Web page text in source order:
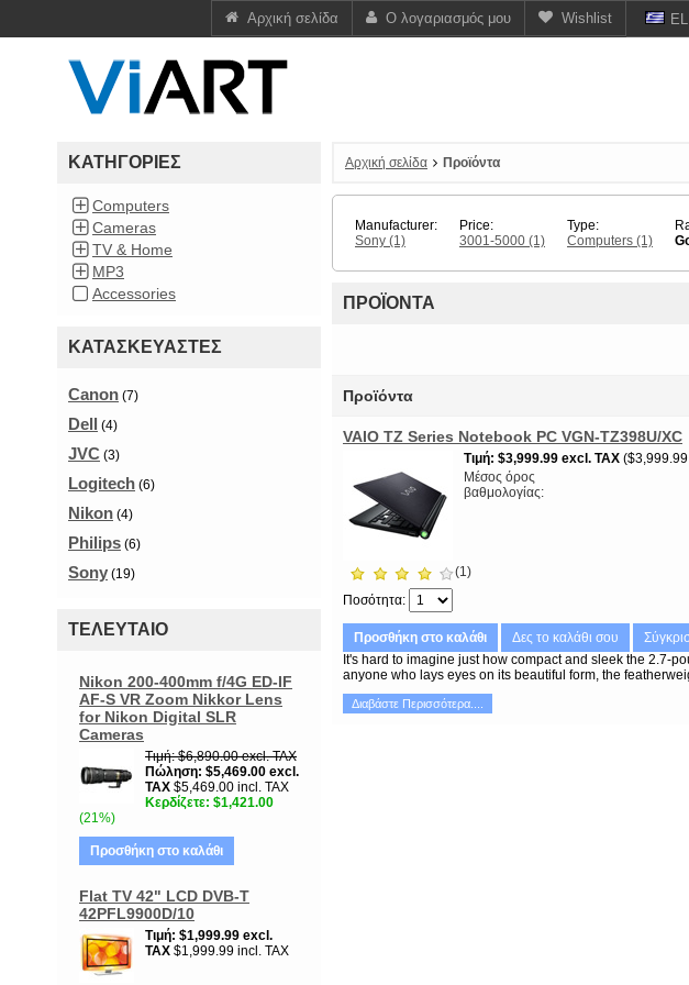
Αρχική σελίδα Ο λογαριασμός μου Wishlist EL
ΚΑΤΗΓΌΡΙΕΣ
Computers
Cameras
TV & Home
MP3
Accessories
ΚΑΤΑΣΚΕΥΑΣΤΈΣ
Canon (7)
Dell (4)
JVC (3)
Logitech (6)
Nikon (4)
Philips (6)
Sony (19)
ΤΕΛΕΥΤΑΊΟ
Nikon 200-400mm f/4G ED-IF
AF-S VR Zoom Nikkor Lens
for Nikon Digital SLR
Cameras
Τιμή $6,890.00 excl. TAX
Πώληση $5,469.00 excl.
TAX $5,469.00 incl. TAX
Κερδίζετε $1,421.00
(21%)
Προσθήκη στο καλάθι
Flat TV 42" LCD DVB-T
42PFL9900D/10
Τιμή $1,999.99 excl.
TAX $1,999.99 incl. TAX
Αρχική σελίδα Προϊόντα
Manufacturer:
Sony (1)
Price:
3001-5000 (1)
Type:
Computers (1)
ΠΡΟΪΌΝΤΑ
Προϊόντα
VAIO TZ Series Notebook PC VGN-TZ398U/XC
Τιμή $3,999.99 excl. TAX
Μέσος όρος
βαθμολογίας
(1)
Ποσότητα
Προσθήκη στο καλάθι Δες το καλάθι σου
It's hard to imagine just how compact and sleek the 2.7-
anyone who lays eyes on its beautiful form, the
Διαβάστε Περισσότερα....